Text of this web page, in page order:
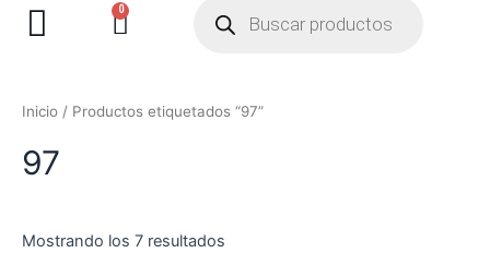
0
Inicio / Productos etiquetados “97”
97
Mostrando los 7 resultados